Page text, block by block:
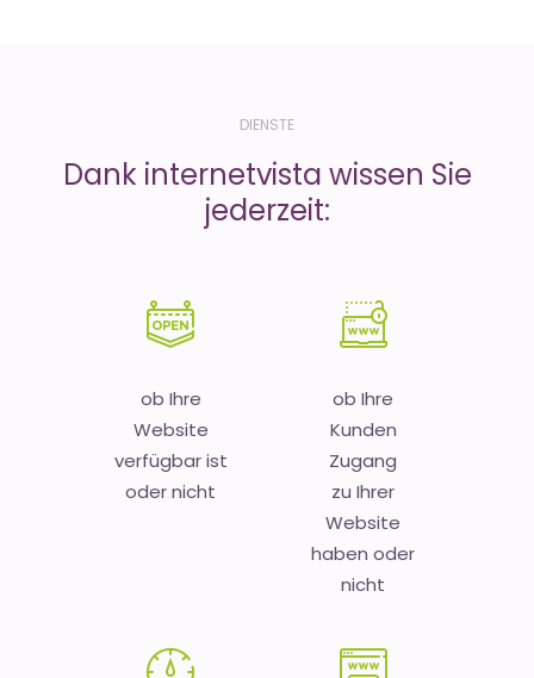
DIENSTE
Dank internetvista wissen Sie
jederzeit:
ob Ihre
Website
verfügbar ist
oder nicht
ob Ihre
Kunden
Zugang
zu Ihrer
Website
haben oder
nicht